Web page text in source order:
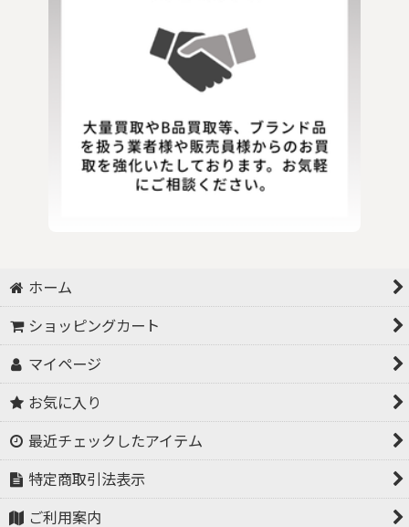
ホーム
ショッピングカート
マイページ
お気に入り
最近チェックしたアイテム
特定商取引法表示
ご利用案内